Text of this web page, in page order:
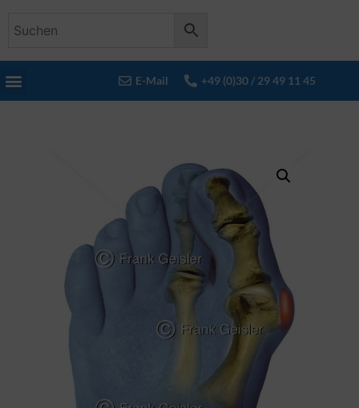
E-Mail +49 (0)30 / 29 49 11 45